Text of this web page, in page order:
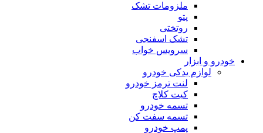
ملزومات تشک
پتو
روتختی
تشک اسفنجی
سرویس خواب
خودرو و ابزار
لوازم یدکی خودرو
لنت ترمز خودرو
کیت کلاچ
تسمه خودرو
تسمه سفت کن
پمپ خودرو